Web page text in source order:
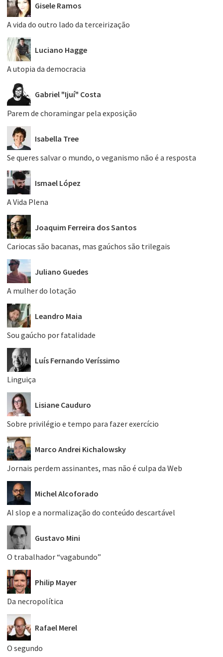
Gisele Ramos
A vida do outro lado da terceirização
Luciano Hagge
A utopia da democracia
Gabriel "Ijuí" Costa
Parem de choramingar pela exposição
Isabella Tree
Se queres salvar o mundo, o veganismo não é a resposta
Ismael López
A Vida Plena
Joaquim Ferreira dos Santos
Cariocas são bacanas, mas gaúchos são trilegais
Juliano Guedes
A mulher do lotação
Leandro Maia
Sou gaúcho por fatalidade
Luís Fernando Veríssimo
Linguiça
Lisiane Cauduro
Sobre privilégio e tempo para fazer exercício
Marco Andrei Kichalowsky
Jornais perdem assinantes, mas não é culpa da Web
Michel Alcoforado
AI slop e a normalização do conteúdo descartável
Gustavo Mini
O trabalhador “vagabundo”
Philip Mayer
Da necropolítica
Rafael Merel
O segundo